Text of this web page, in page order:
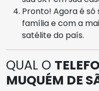
Pronto! Agora é
família e com a
satélite do país.
QUAL O
MUQUÉM DE